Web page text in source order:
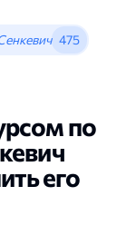
475
по
его